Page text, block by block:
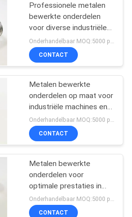
Pijpklem
22
bewerkte
Professionele metalen
bewerkte onderdelen
voor diverse industriële
machinebehoeften
CONTACT
Metalen bewerkte
onderdelen op maat voor
industriële machines en
automatiseringssystemenOnderhandelbaar MOQ:5000 piece
CONTACT
Metalen bewerkte
onderdelen voor
optimale prestaties in
verschillende industrieënOnderhandelbaar MOQ:5000 piece
CONTACT